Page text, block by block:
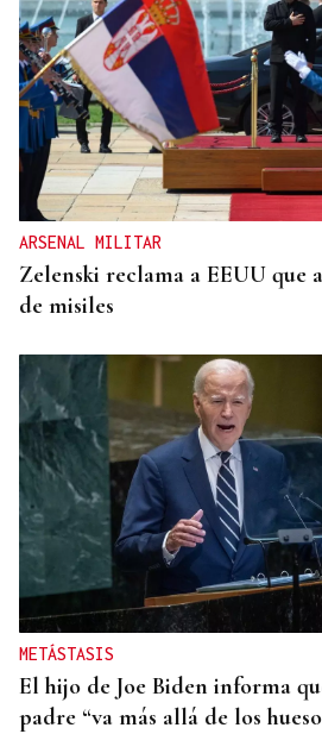
ARSENAL MILITAR
Zelenski reclama a EEUU que
de misiles
METÁSTASIS
El hijo de Joe Biden informa
padre “va más allá de los